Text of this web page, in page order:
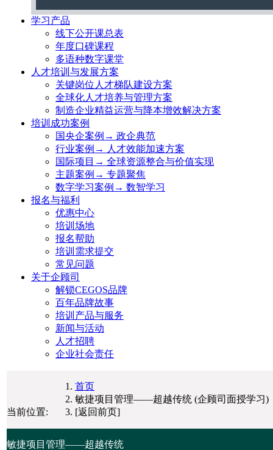
学习产品
线下公开课总表
年度口碑课程
多语种数字课堂
人才培训与发展方案
关键岗位人才梯队建设方案
全球化人才培养与管理方案
制造企业精益运营与降本增效解决方案
培训成功案例
国央企案例→ 政企典范
行业案例→ 人才效能加速方案
国际项目→ 全球资源整合与价值实现
主题案例→ 专题聚焦
数字学习案例→ 数智学习
报名与福利
优惠中心
培训场地
报名帮助
培训需求提交
常见问题
关于企顾司
解锁CEGOS品牌
百年品牌故事
培训产品与服务
新闻与活动
人才招聘
企业社会责任
当前位置:
首页
敏捷项目管理——超越传统 (企顾司面授学习)
[返回前页]
敏捷项目管理——超越传统